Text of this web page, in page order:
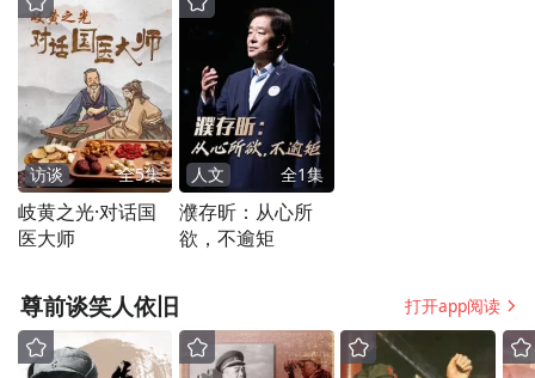
访谈 全5集
岐黄之光·对话国
医大师
人文 全1集
濮存昕：从心所
欲，不逾矩
尊前谈笑人依旧 打开app阅读